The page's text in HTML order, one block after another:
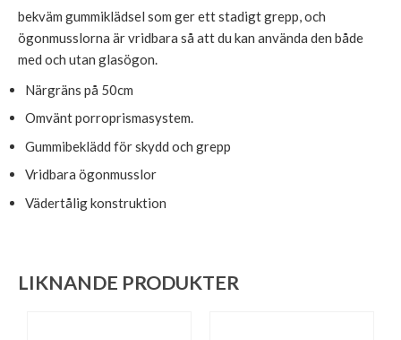
bekväm gummiklädsel som ger ett stadigt grepp, och
ögonmusslorna är vridbara så att du kan använda den både
med och utan glasögon.
Närgräns på 50cm
Omvänt porroprismasystem.
Gummibeklädd för skydd och grepp
Vridbara ögonmusslor
Vädertålig konstruktion
LIKNANDE PRODUKTER